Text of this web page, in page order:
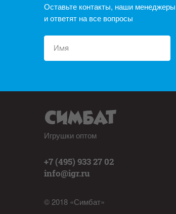
Оставьте контакты, наши
и ответят на все вопросы
Игрушки оптом
+7 (495) 933 27 02
info@igr.ru
© 2018 «Симбат»